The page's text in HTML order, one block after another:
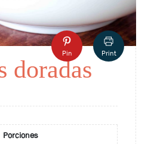
Pin Print
doradas
Porciones